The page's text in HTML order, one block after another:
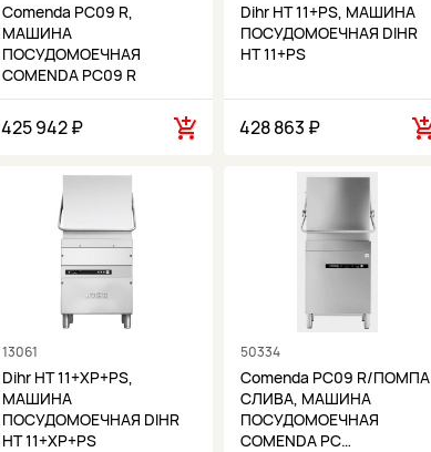
Comenda PC09 R,
МАШИНА
ПОСУДОМОЕЧНАЯ
COMENDA PC09 R
425 942 ₽
Dihr HT 11+PS, МАШИНА
ПОСУДОМОЕЧНАЯ DIHR
HT 11+PS
428 863 ₽
13061
Dihr HT 11+XP+PS,
МАШИНА
ПОСУДОМОЕЧНАЯ DIHR
HT 11+XP+PS
50334
Comenda PC09 R/ПОМПА
СЛИВА, МАШИНА
ПОСУДОМОЕЧНАЯ
COMENDA PC…